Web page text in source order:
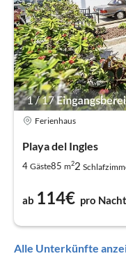
Ferienhaus
Playa del Ingles
4 Gäste85 m22
ab 114€ pro Nacht
Alle Unterkünfte